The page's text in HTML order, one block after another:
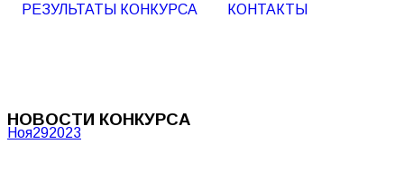
РЕЗУЛЬТАТЫ КОНКУРСА
КОНТАКТЫ
НОВОСТИ КОНКУРСА
Ноя292023